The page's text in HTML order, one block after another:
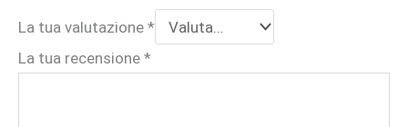
La tua valutazione *
La tua recensione *